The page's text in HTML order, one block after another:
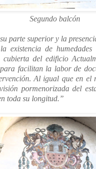
Segundo balcón
parte superior y la
existencia de
del edificio
facilitan la labor de
Al igual que en el
pormenorizada del
toda su longitud.”